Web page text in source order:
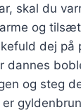
skal du
og
dej på
dannes
og steg